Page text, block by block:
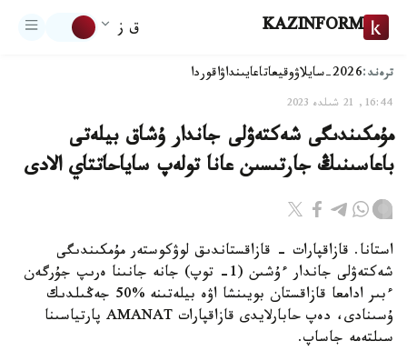
KAZINFORM ق ز
ترەند:2026-سايلاۋ وقيعاتاعايىنداۋاقوردا
16:44, 21 شىلدە 2023
مۇمكىندىگى شەكتەۋلى جاندار ۇشاق بيلەتى
باعاسىنىڭ جارتىسىن عانا تولەپ ساياحاتتاي الادى
استانا. قازاقپارات - قازاقستاندىق لوۋكوستەر مۇمكىندىگى
شەكتەۋلى جاندار ءۇشىن (1- توپ) جانە جانىنا ەرىپ جۇرگەن
ءبىر ادامعا قازاقستان بويىنشا اۋە بيلەتىنە %50 جەڭىلدىك
ۇسىنادى، دەپ حابارلايدى قازاقپارات AMANAT پارتياسىنا
سىلتەمە جاساپ.